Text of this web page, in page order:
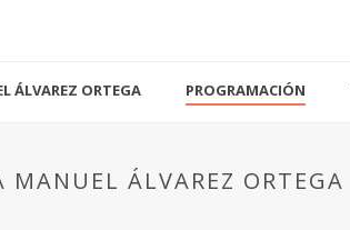
ÁLVAREZ ORTEGA PROGRAMACIÓN
MANUEL ÁLVAREZ